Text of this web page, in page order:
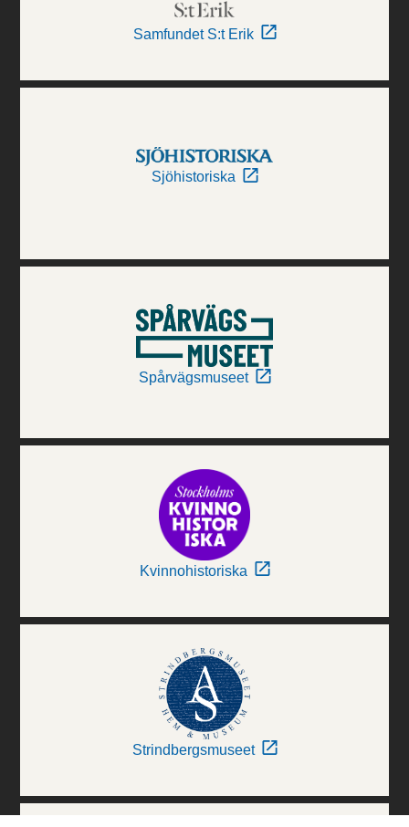
Samfundet S:t Erik
Sjöhistoriska
Spårvägsmuseet
Kvinnohistoriska
Strindbergsmuseet